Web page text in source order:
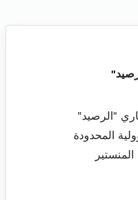
"الرصيد"
المحدودة